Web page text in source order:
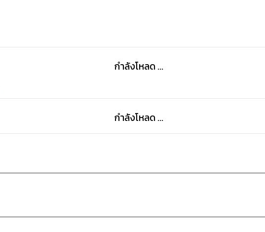
กำลังโหลด ...
กำลังโหลด ...